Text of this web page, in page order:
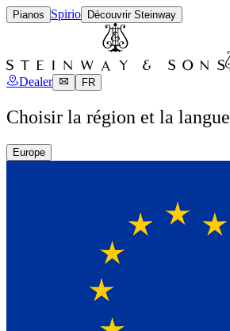
Pianos Spirio Découvrir Steinway
Dealer FR
Choisir la région et la langue
Europe